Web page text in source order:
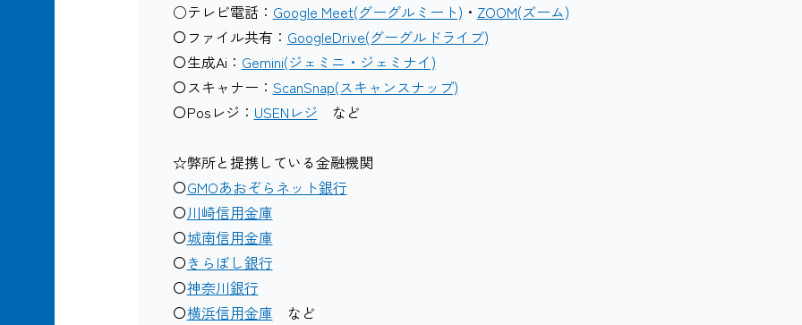
○テレビ電話： Google Meet(グーグルミート) ・ ZOOM(ズーム)
〇ファイル共有： GoogleDrive(グーグルドライブ)
〇生成Ai： Gemini(ジェミニ・ジェミナイ)
〇スキャナー： ScanSnap(スキャンスナップ)
〇Posレジ： USENレジ など
☆弊所と提携している金融機関
〇GMOあおぞらネット銀行
〇川崎信用金庫
〇城南信用金庫
〇きらぼし銀行
〇神奈川銀行
〇横浜信用金庫 など